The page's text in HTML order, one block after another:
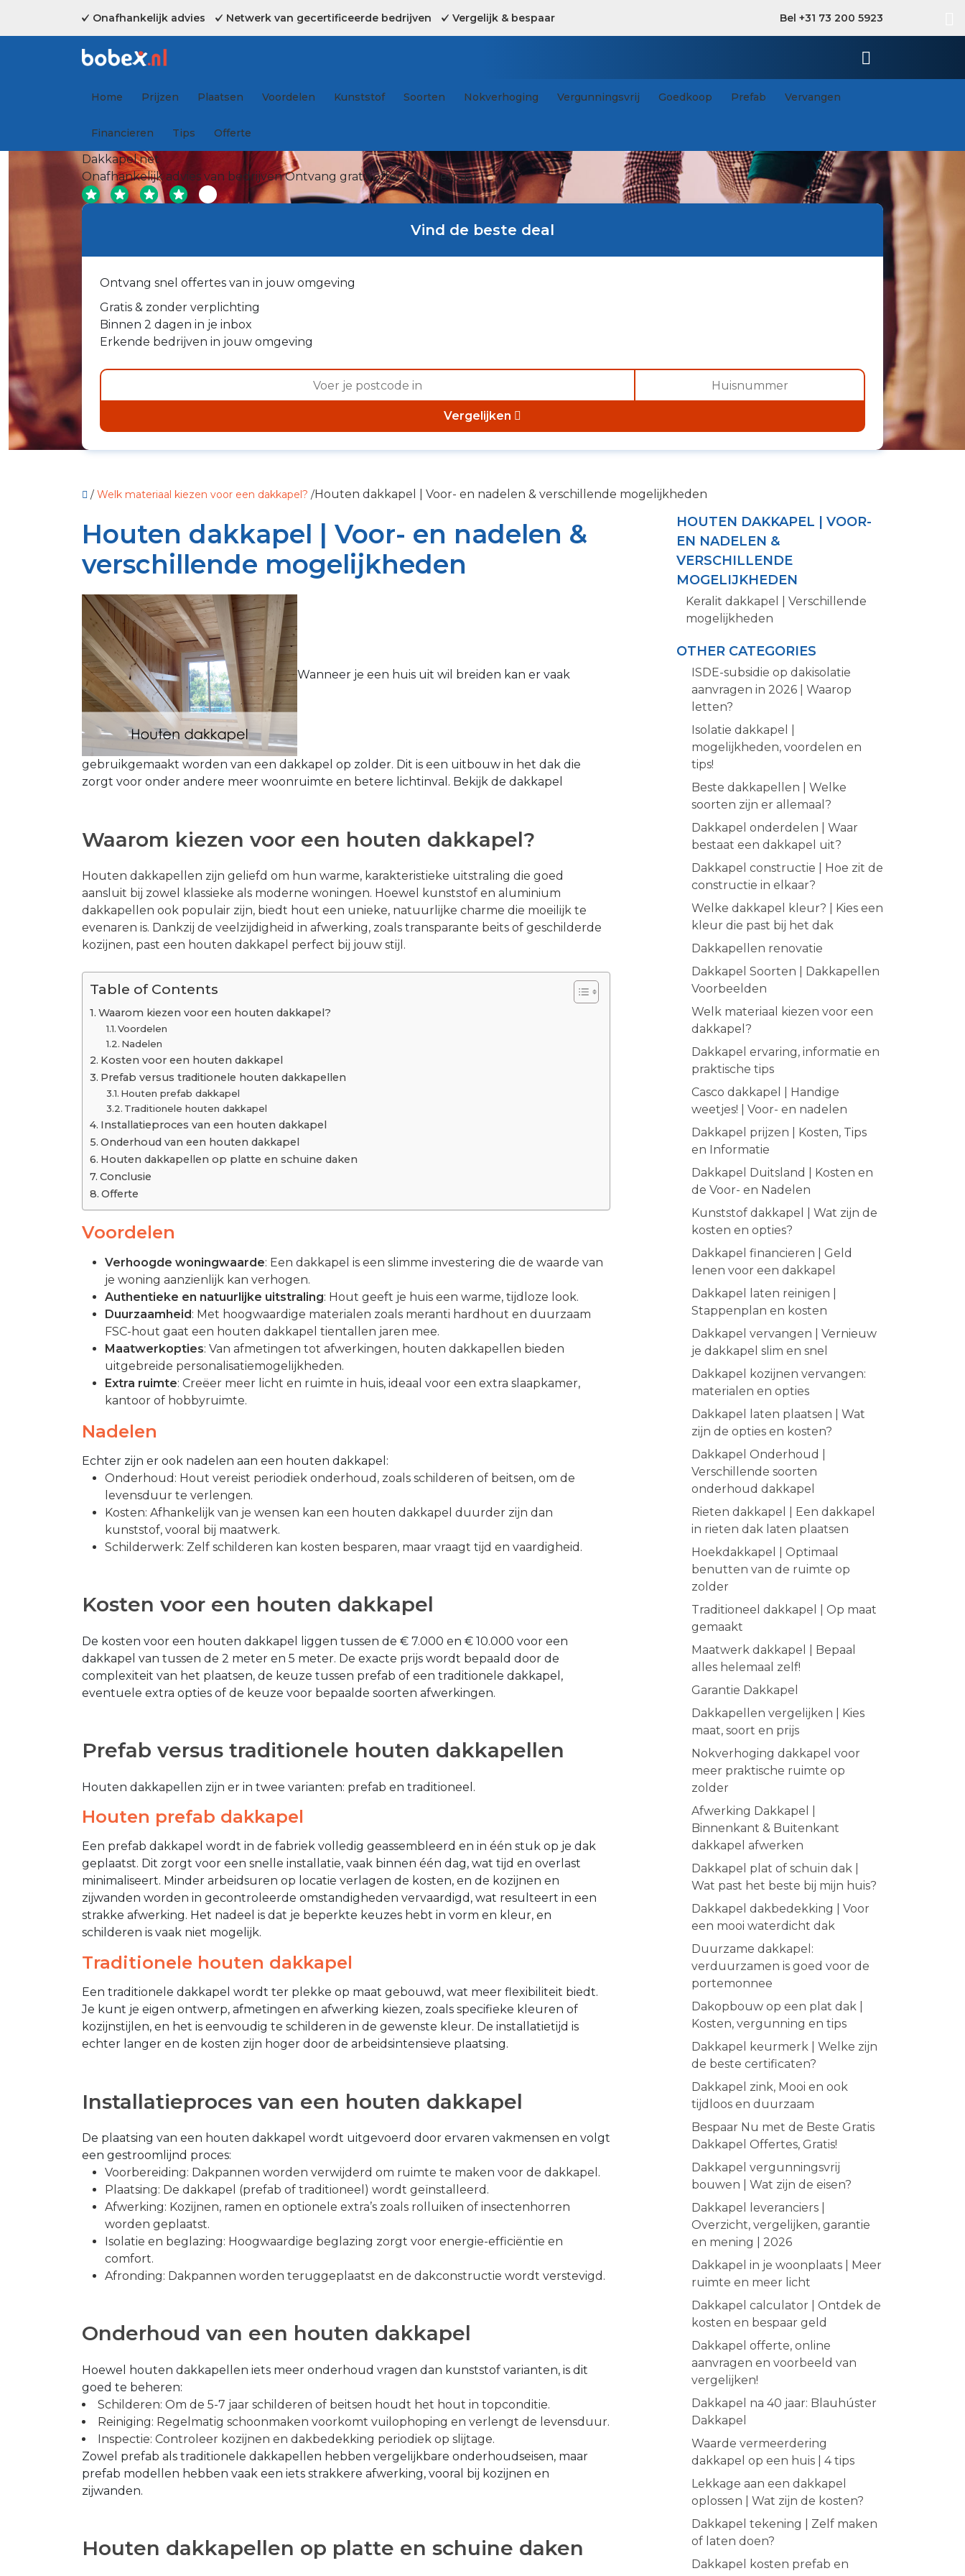
Onafhankelijk advies Netwerk van gecertificeerde bedrijven Vergelijk & bespaar Bel +31 73 200 5923
Home Prijzen Plaatsen Voordelen Kunststof Soorten Nokverhoging Vergunningsvrij Goedkoop Prefab Vervangen
Financieren Tips Offerte
Dakkapel.net
Onafhankelijk advies van bedrijvenOntvang gratis offertes & bespaar !
Vind de beste deal
Ontvang snel offertes van in jouw omgeving
Gratis & zonder verplichting
Binnen 2 dagen in je inbox
Erkende bedrijven in jouw omgeving
Vergelijken
/ Welk materiaal kiezen voor een dakkapel? /Houten dakkapel | Voor- en nadelen & verschillende mogelijkheden
Houten dakkapel | Voor- en nadelen &
verschillende mogelijkheden
Wanneer je een huis uit wil breiden kan er vaak
gebruikgemaakt worden van een dakkapel op zolder. Dit is een uitbouw in het dak die
zorgt voor onder andere meer woonruimte en betere lichtinval. Bekijk de dakkapel
Waarom kiezen voor een houten dakkapel?
Houten dakkapellen zijn geliefd om hun warme, karakteristieke uitstraling die goed
aansluit bij zowel klassieke als moderne woningen. Hoewel kunststof en aluminium
dakkapellen ook populair zijn, biedt hout een unieke, natuurlijke charme die moeilijk te
evenaren is. Dankzij de veelzijdigheid in afwerking, zoals transparante beits of geschilderde
kozijnen, past een houten dakkapel perfect bij jouw stijl.
Table of Contents
Waarom kiezen voor een houten dakkapel?
Voordelen
Nadelen
Kosten voor een houten dakkapel
Prefab versus traditionele houten dakkapellen
Houten prefab dakkapel
Traditionele houten dakkapel
Installatieproces van een houten dakkapel
Onderhoud van een houten dakkapel
Houten dakkapellen op platte en schuine daken
Conclusie
Offerte
Voordelen
Verhoogde woningwaarde: Een dakkapel is een slimme investering die de waarde van
je woning aanzienlijk kan verhogen.
Authentieke en natuurlijke uitstraling: Hout geeft je huis een warme, tijdloze look.
Duurzaamheid: Met hoogwaardige materialen zoals meranti hardhout en duurzaam
FSC-hout gaat een houten dakkapel tientallen jaren mee.
Maatwerkopties: Van afmetingen tot afwerkingen, houten dakkapellen bieden
uitgebreide personalisatiemogelijkheden.
Extra ruimte: Creëer meer licht en ruimte in huis, ideaal voor een extra slaapkamer,
kantoor of hobbyruimte.
Nadelen
Echter zijn er ook nadelen aan een houten dakkapel:
Onderhoud: Hout vereist periodiek onderhoud, zoals schilderen of beitsen, om de
levensduur te verlengen.
Kosten: Afhankelijk van je wensen kan een houten dakkapel duurder zijn dan
kunststof, vooral bij maatwerk.
Schilderwerk: Zelf schilderen kan kosten besparen, maar vraagt tijd en vaardigheid.
Kosten voor een houten dakkapel
De kosten voor een houten dakkapel liggen tussen de € 7.000 en € 10.000 voor een
dakkapel van tussen de 2 meter en 5 meter. De exacte prijs wordt bepaald door de
complexiteit van het plaatsen, de keuze tussen prefab of een traditionele dakkapel,
eventuele extra opties of de keuze voor bepaalde soorten afwerkingen.
Prefab versus traditionele houten dakkapellen
Houten dakkapellen zijn er in twee varianten: prefab en traditioneel.
Houten prefab dakkapel
Een prefab dakkapel wordt in de fabriek volledig geassembleerd en in één stuk op je dak
geplaatst. Dit zorgt voor een snelle installatie, vaak binnen één dag, wat tijd en overlast
minimaliseert. Minder arbeidsuren op locatie verlagen de kosten, en de kozijnen en
zijwanden worden in gecontroleerde omstandigheden vervaardigd, wat resulteert in een
strakke afwerking. Het nadeel is dat je beperkte keuzes hebt in vorm en kleur, en
schilderen is vaak niet mogelijk.
Traditionele houten dakkapel
Een traditionele dakkapel wordt ter plekke op maat gebouwd, wat meer flexibiliteit biedt.
Je kunt je eigen ontwerp, afmetingen en afwerking kiezen, zoals specifieke kleuren of
kozijnstijlen, en het is eenvoudig te schilderen in de gewenste kleur. De installatietijd is
echter langer en de kosten zijn hoger door de arbeidsintensieve plaatsing.
Installatieproces van een houten dakkapel
De plaatsing van een houten dakkapel wordt uitgevoerd door ervaren vakmensen en volgt
een gestroomlijnd proces:
Voorbereiding: Dakpannen worden verwijderd om ruimte te maken voor de dakkapel.
Plaatsing: De dakkapel (prefab of traditioneel) wordt geïnstalleerd.
Afwerking: Kozijnen, ramen en optionele extra’s zoals rolluiken of insectenhorren
worden geplaatst.
Isolatie en beglazing: Hoogwaardige beglazing zorgt voor energie-efficiëntie en
comfort.
Afronding: Dakpannen worden teruggeplaatst en de dakconstructie wordt verstevigd.
Onderhoud van een houten dakkapel
Hoewel houten dakkapellen iets meer onderhoud vragen dan kunststof varianten, is dit
goed te beheren:
Schilderen: Om de 5-7 jaar schilderen of beitsen houdt het hout in topconditie.
Reiniging: Regelmatig schoonmaken voorkomt vuilophoping en verlengt de levensduur.
Inspectie: Controleer kozijnen en dakbedekking periodiek op slijtage.
Zowel prefab als traditionele dakkapellen hebben vergelijkbare onderhoudseisen, maar
prefab modellen hebben vaak een iets strakkere afwerking, vooral bij kozijnen en
zijwanden.
Houten dakkapellen op platte en schuine daken
HOUTEN DAKKAPEL | VOOR-
EN NADELEN &
VERSCHILLENDE
MOGELIJKHEDEN
Keralit dakkapel | Verschillende
mogelijkheden
OTHER CATEGORIES
ISDE-subsidie op dakisolatie
aanvragen in 2026 | Waarop
letten?
Isolatie dakkapel |
mogelijkheden, voordelen en
tips!
Beste dakkapellen | Welke
soorten zijn er allemaal?
Dakkapel onderdelen | Waar
bestaat een dakkapel uit?
Dakkapel constructie | Hoe zit de
constructie in elkaar?
Welke dakkapel kleur? | Kies een
kleur die past bij het dak
Dakkapellen renovatie
Dakkapel Soorten | Dakkapellen
Voorbeelden
Welk materiaal kiezen voor een
dakkapel?
Dakkapel ervaring, informatie en
praktische tips
Casco dakkapel | Handige
weetjes! | Voor- en nadelen
Dakkapel prijzen | Kosten, Tips
en Informatie
Dakkapel Duitsland | Kosten en
de Voor- en Nadelen
Kunststof dakkapel | Wat zijn de
kosten en opties?
Dakkapel financieren | Geld
lenen voor een dakkapel
Dakkapel laten reinigen |
Stappenplan en kosten
Dakkapel vervangen | Vernieuw
je dakkapel slim en snel
Dakkapel kozijnen vervangen:
materialen en opties
Dakkapel laten plaatsen | Wat
zijn de opties en kosten?
Dakkapel Onderhoud |
Verschillende soorten
onderhoud dakkapel
Rieten dakkapel | Een dakkapel
in rieten dak laten plaatsen
Hoekdakkapel | Optimaal
benutten van de ruimte op
zolder
Traditioneel dakkapel | Op maat
gemaakt
Maatwerk dakkapel | Bepaal
alles helemaal zelf!
Garantie Dakkapel
Dakkapellen vergelijken | Kies
maat, soort en prijs
Nokverhoging dakkapel voor
meer praktische ruimte op
zolder
Afwerking Dakkapel |
Binnenkant & Buitenkant
dakkapel afwerken
Dakkapel plat of schuin dak |
Wat past het beste bij mijn huis?
Dakkapel dakbedekking | Voor
een mooi waterdicht dak
Duurzame dakkapel:
verduurzamen is goed voor de
portemonnee
Dakopbouw op een plat dak |
Kosten, vergunning en tips
Dakkapel keurmerk | Welke zijn
de beste certificaten?
Dakkapel zink, Mooi en ook
tijdloos en duurzaam
Bespaar Nu met de Beste Gratis
Dakkapel Offertes, Gratis!
Dakkapel vergunningsvrij
bouwen | Wat zijn de eisen?
Dakkapel leveranciers |
Overzicht, vergelijken, garantie
en mening | 2026
Dakkapel in je woonplaats | Meer
ruimte en meer licht
Dakkapel calculator | Ontdek de
kosten en bespaar geld
Dakkapel offerte, online
aanvragen en voorbeeld van
vergelijken!
Dakkapel na 40 jaar: Blauhúster
Dakkapel
Waarde vermeerdering
dakkapel op een huis | 4 tips
Lekkage aan een dakkapel
oplossen | Wat zijn de kosten?
Dakkapel tekening | Zelf maken
of laten doen?
Dakkapel kosten prefab en